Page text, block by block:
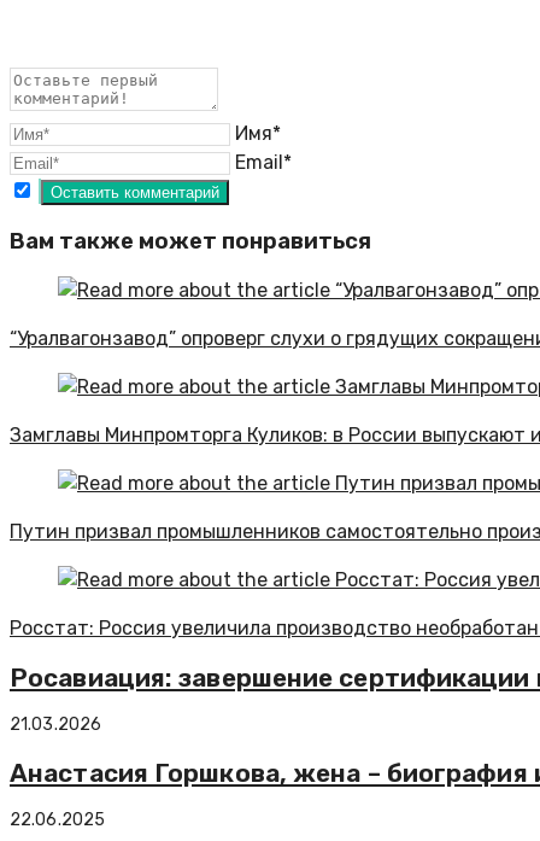
Имя*
Email*
Вам также может понравиться
“Уралвагонзавод” опроверг слухи о грядущих
Замглавы Минпромторга Куликов: в России
Путин призвал промышленников самостоятельно
Росстат: Россия увеличила производство
Росавиация: завершение
21.03.2026
Анастасия Горшкова, жена –
22.06.2025